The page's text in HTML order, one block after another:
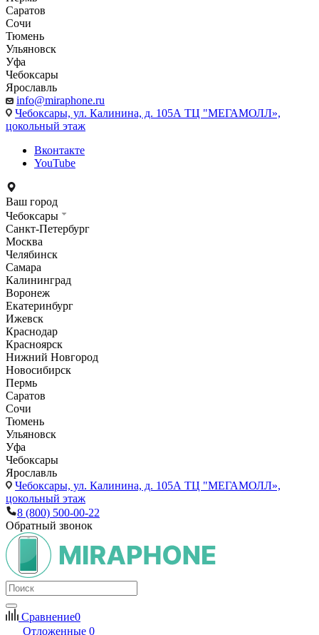
Саратов
Сочи
Тюмень
Ульяновск
Уфа
Чебоксары
Ярославль
info@miraphone.ru
Чебоксары, ул. Калинина, д. 105А ТЦ "МЕГАМОЛЛ»,
цокольный этаж
Вконтакте
YouTube
Ваш город
Чебоксары
Санкт-Петербург
Москва
Челябинск
Самара
Калининград
Воронеж
Екатеринбург
Ижевск
Краснодар
Красноярск
Нижний Новгород
Новосибирск
Пермь
Саратов
Сочи
Тюмень
Ульяновск
Уфа
Чебоксары
Ярославль
Чебоксары, ул. Калинина, д. 105А ТЦ "МЕГАМОЛЛ»,
цокольный этаж
8 (800) 500-00-22
Обратный звонок
Сравнение0
Отложенные 0